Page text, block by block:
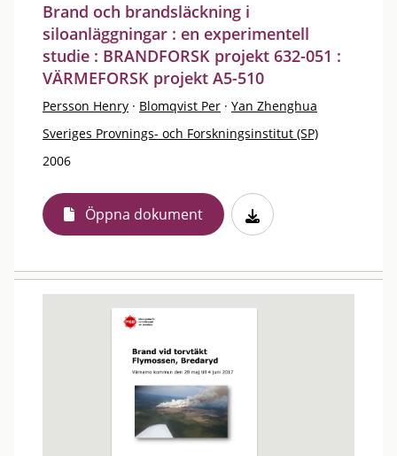
Brand och brandsläckning i
siloanläggningar : en experimentell
studie : BRANDFORSK projekt 632-051 :
VÄRMEFORSK projekt A5-510
Persson Henry · Blomqvist Per · Yan Zhenghua
Sveriges Provnings- och Forskningsinstitut (SP)
2006
Öppna dokument